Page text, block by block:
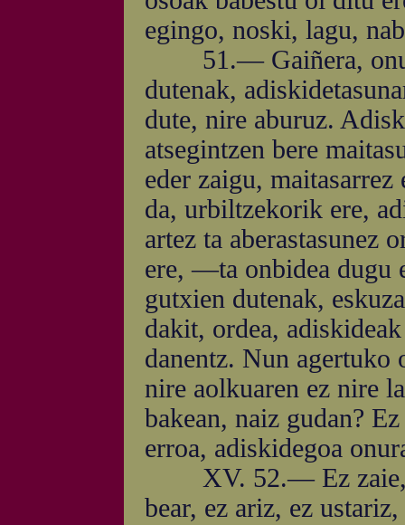
egingo, noski, lagu,
51.— Gaiñera,
dutenak,
dute, nire aburuz.
atsegintzen bere
eder zaigu,
da, urbiltzekorik ere,
artez ta aberastasunez
ere, —ta onbidea dugu
gutxien dutenak,
dakit, ordea,
danentz. Nun
nire aolkuaren ez nire
bakean, naiz gudan?
erroa, adiskidegoa
XV. 52.— Ez zaie,
bear, ez ariz, ez